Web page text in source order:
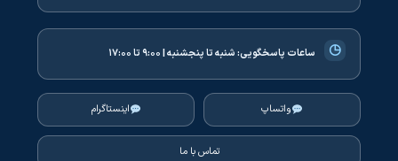
◷ ساعات پاسخگویی:شنبه تا پنجشنبه | ۹:۰۰ تا ۱۷:۰۰
واتساپ اینستاگرام
تماس با ما